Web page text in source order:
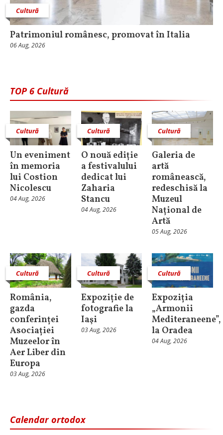
Cultură
Patrimoniul românesc, promovat în Italia
06 Aug, 2026
TOP 6 Cultură
Cultură
Un eveniment
în memoria
lui Costion
Nicolescu
04 Aug, 2026
Cultură
O nouă ediție
a festivalului
dedicat lui
Zaharia
Stancu
04 Aug, 2026
Cultură
Galeria de
artă
românească,
redeschisă la
Muzeul
Național de
Artă
05 Aug, 2026
Cultură
România,
gazda
conferinței
Asociației
Muzeelor în
Aer Liber din
Europa
03 Aug, 2026
Cultură
Expoziție de
fotografie la
Iaşi
03 Aug, 2026
Cultură
Expoziția
„Armonii
Mediteraneene”,
la Oradea
04 Aug, 2026
Calendar ortodox